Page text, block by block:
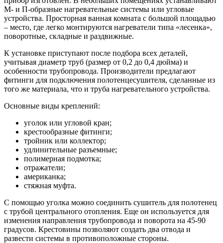
М- и П-образные нагревательные системы или угловые
устройства. Просторная ванная комната с большой площадью
– место, где легко монтируются нагреватели типа «лесенка»,
поворотные, складные и раздвижные.
К установке приступают после подбора всех деталей,
учитывая диаметр труб (размер от 0,2 до 0,4 дюйма) и
особенности трубопровода. Производители предлагают
фитинги для подключения полотенцесушителя, сделанные из
того же материала, что и труба нагревательного устройства.
Основные виды креплений:
уголок или угловой кран;
крестообразные фитинги;
тройник или коллектор;
удлинительные разъемные;
полимерная подмотка;
отражатели;
американка;
стяжная муфта.
С помощью уголка можно соединить сушитель для полотенец
с трубой центрального отопления. Еще он используется для
изменения направления трубопровода и поворота на 45-90
градусов. Крестовины позволяют создать два отвода и
развести системы в противоположные стороны.